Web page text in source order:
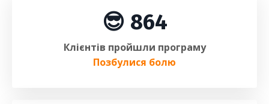
😎 864
Клієнтів пройшли програму
Позбулися болю